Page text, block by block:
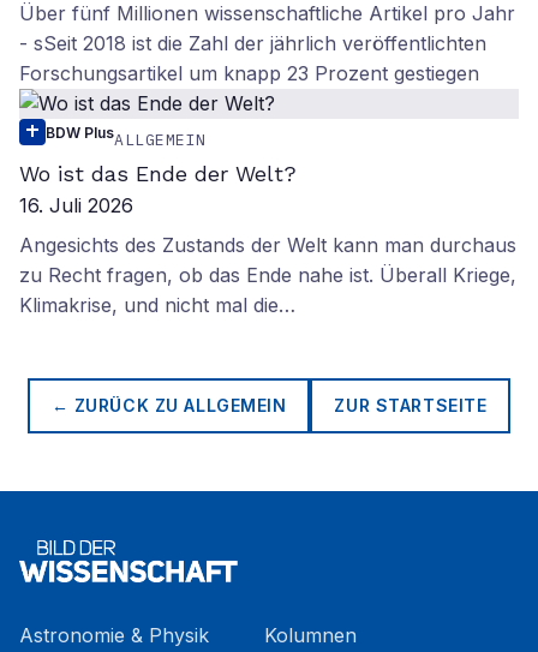
Über fünf Millionen wissenschaftliche Artikel pro Jahr
- sSeit 2018 ist die Zahl der jährlich veröffentlichten
Forschungsartikel um knapp 23 Prozent gestiegen
BDW PlusALLGEMEIN
Wo ist das Ende der Welt?
16. Juli 2026
Angesichts des Zustands der Welt kann man durchaus
zu Recht fragen, ob das Ende nahe ist. Überall Kriege,
Klimakrise, und nicht mal die…
← ZURÜCK ZUALLGEMEIN ZUR STARTSEITE
Astronomie & Physik
Kolumnen